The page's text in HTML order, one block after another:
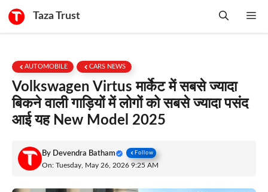
Taza Trust
AUTOMOBILE CARS NEWS
Volkswagen Virtus मार्केट में सबसे ज्यादा
बिकने वाली गाड़ियों में लोगों को सबसे ज्यादा पसंद
आई यह New Model 2025
By Devendra Batham Follow
On: Tuesday, May 26, 2026 9:25 AM